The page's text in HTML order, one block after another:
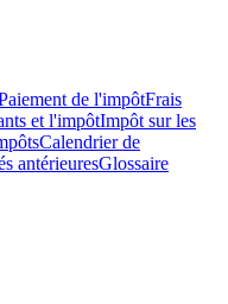
de l'impôtFrais
et l'impôtImpôt sur les
Calendrier de
antérieuresGlossaire